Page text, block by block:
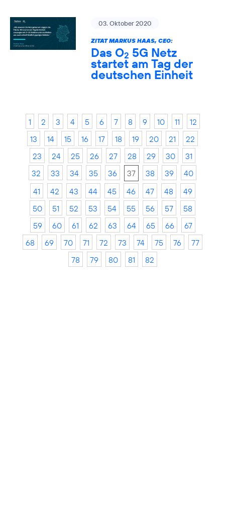
03. Oktober 2020
ZITAT MARKUS HAAS, CEO:
Das O2 5G Netz
startet am Tag der
deutschen Einheit
1 2 3 4 5 6 7 8 9 10 11
12
13
14 15 16 17 18 19 20 21
22
23
24 25 26 27 28 29 30
31
32
33 34 35 36 37 38 39
40
41
42 43 44 45 46 47 48
49
50
51 52 53 54 55 56 57
58
59
60 61 62 63 64 65 66
67
68
69 70 71 72 73 74 75 76
77
78
79 80 81 82